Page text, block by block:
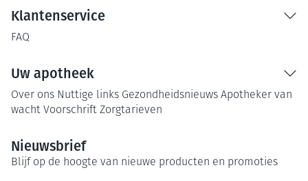
Klantenservice
FAQ
Uw apotheek
Over ons Nuttige links Gezondheidsnieuws Apotheker van
wacht Voorschrift Zorgtarieven
Nieuwsbrief
Blijf op de hoogte van nieuwe producten en promoties